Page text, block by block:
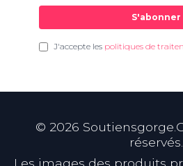
S'abonner
J'accepte les politiques de
© 2026
réservés.
Les images des produits